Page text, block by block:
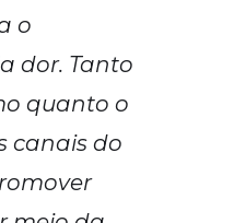
o
dor. Tanto
quanto o
canais do